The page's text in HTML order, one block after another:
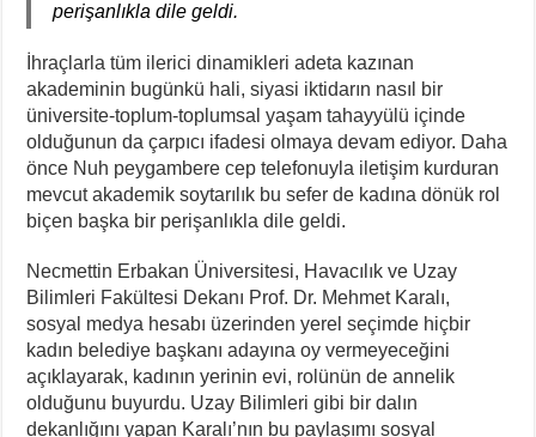
perişanlıkla dile geldi.
İhraçlarla tüm ilerici dinamikleri adeta kazınan
akademinin bugünkü hali, siyasi iktidarın nasıl bir
üniversite-toplum-toplumsal yaşam tahayyülü içinde
olduğunun da çarpıcı ifadesi olmaya devam ediyor. Daha
önce Nuh peygambere cep telefonuyla iletişim kurduran
mevcut akademik soytarılık bu sefer de kadına dönük rol
biçen başka bir perişanlıkla dile geldi.
Necmettin Erbakan Üniversitesi, Havacılık ve Uzay
Bilimleri Fakültesi Dekanı Prof. Dr. Mehmet Karalı,
sosyal medya hesabı üzerinden yerel seçimde hiçbir
kadın belediye başkanı adayına oy vermeyeceğini
açıklayarak, kadının yerinin evi, rolünün de annelik
olduğunu buyurdu. Uzay Bilimleri gibi bir dalın
dekanlığını yapan Karalı’nın bu paylaşımı sosyal